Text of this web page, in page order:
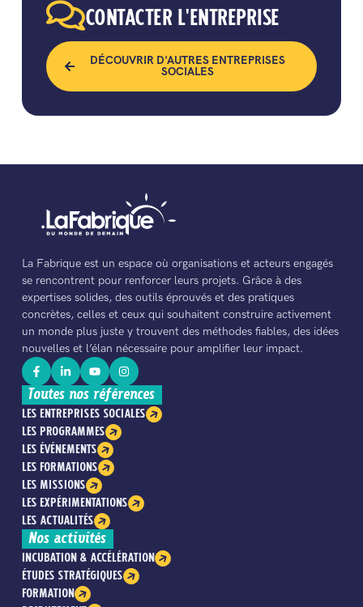
CONTACTER L'ENTREPRISE
DÉCOUVRIR D'AUTRES ENTREPRISES
SOCIALES
La Fabrique est un espace où organisations et acteurs engagés
se rencontrent pour renforcer leurs projets. Grâce à des
expertises solides, des outils éprouvés et des pratiques
concrètes, celles et ceux qui souhaitent construire activement
un monde plus juste y trouvent des méthodes fiables, des idées
nouvelles et l’élan nécessaire pour amplifier leur impact.
Toutes nos références
LES ENTREPRISES SOCIALES
LES PROGRAMMES
LES ÉVÉNEMENTS
LES FORMATIONS
LES MISSIONS
LES EXPÉRIMENTATIONS
LES ACTUALITÉS
Nos activités
INCUBATION & ACCÉLÉRATION
ÉTUDES STRATÉGIQUES
FORMATION